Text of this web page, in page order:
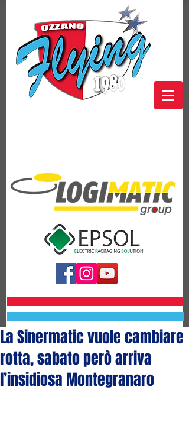
La Sinermatic vuole cambiare
rotta, sabato però arriva
l’insidiosa Montegranaro